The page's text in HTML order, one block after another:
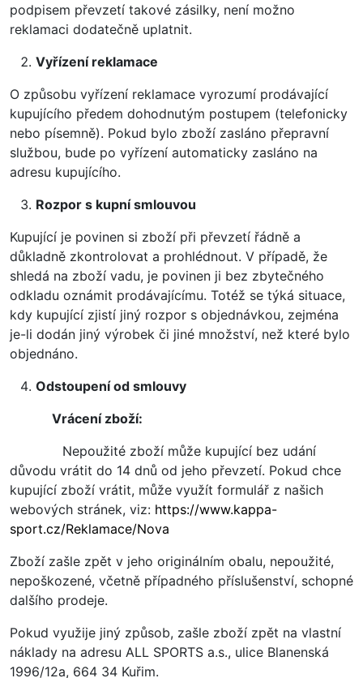
podpisem převzetí takové zásilky, není možno
reklamaci dodatečně uplatnit.
Vyřízení reklamace
O způsobu vyřízení reklamace vyrozumí prodávající
kupujícího předem dohodnutým postupem (telefonicky
nebo písemně). Pokud bylo zboží zasláno přepravní
službou, bude po vyřízení automaticky zasláno na
adresu kupujícího.
Rozpor s kupní smlouvou
Kupující je povinen si zboží při převzetí řádně a
důkladně zkontrolovat a prohlédnout. V případě, že
shledá na zboží vadu, je povinen ji bez zbytečného
odkladu oznámit prodávajícímu. Totéž se týká situace,
kdy kupující zjistí jiný rozpor s objednávkou, zejména
je-li dodán jiný výrobek či jiné množství, než které bylo
objednáno.
Odstoupení od smlouvy
Vrácení zboží:
Nepoužité zboží může kupující bez udání
důvodu vrátit do 14 dnů od jeho převzetí. Pokud chce
kupující zboží vrátit, může využít formulář z našich
webových stránek, viz: https://www.kappa-
sport.cz/Reklamace/Nova
Zboží zašle zpět v jeho originálním obalu, nepoužité,
nepoškozené, včetně případného příslušenství, schopné
dalšího prodeje.
Pokud využije jiný způsob, zašle zboží zpět na vlastní
náklady na adresu ALL SPORTS a.s., ulice Blanenská
1996/12a, 664 34 Kuřim.